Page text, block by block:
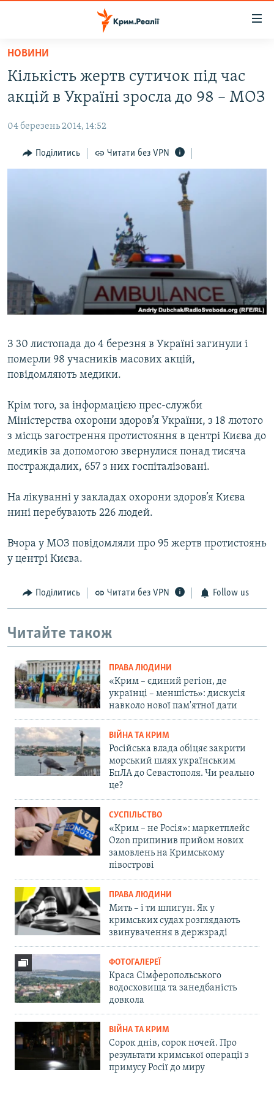
Перейти
основного
матеріалу
до
навігації
Перейти
ВІДЕО ТА ФОТО
ПОЛІТИКА
БЛОГИ
ВІДЕОУРОКИ «ELIFBE»
СВІДЧЕННЯ ОКУПАЦІЇ
ЯК ОБІЙТИ БЛОКУВАННЯ
Русский
Qırımtatar
Усі сайти RFE/RL
НОВИНИ
Кількість жертв сутичок під час
акцій в Україні зросла до 98 – МОЗ
04 березень 2014, 14:52
Поділитись Читати без VPN
З 30 листопада до 4 березня в Україні загинули і
померли 98 учасників масових акцій,
повідомляють медики.
Крім того, за інформацією прес-служби
Міністерства охорони здоров’я України, з 18 лютого
з місць загострення протистояння в центрі Києва до
медиків за допомогою звернулися понад тисяча
постраждалих, 657 з них госпіталізовані.
На лікуванні у закладах охорони здоров’я Києва
нині перебувають 226 людей.
Вчора у МОЗ повідомляли про 95 жертв протистоянь
у центрі Києва.
Поділитись Читати без VPN Follow us
Читайте також
ПРАВА ЛЮДИНИ
«Крим – єдиний регіон, де
українці – меншість»: дискусія
навколо нової пам'ятної дати
ВІЙНА ТА КРИМ
Російська влада обіцяє закрити
морський шлях українським
БпЛА до Севастополя. Чи реально
це?
СУСПІЛЬСТВО
«Крим – не Росія»: маркетплейс
Ozon припинив прийом нових
замовлень на Кримському
півострові
ПРАВА ЛЮДИНИ
Мить – і ти шпигун. Як у
кримських судах розглядають
звинувачення в держзраді
ФОТОГАЛЕРЕЇ
Краса Сімферопольського
водосховища та занедбаність
довкола
ВІЙНА ТА КРИМ
Сорок днів, сорок ночей. Про
результати кримської операції з
примусу Росії до миру